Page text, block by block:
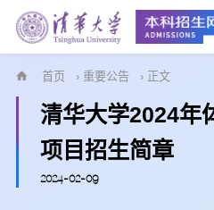
首页 › 重要公告 › 正文
清华大学2024年
项目招生简章
2024-02-09